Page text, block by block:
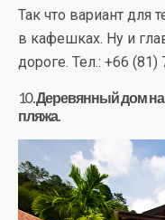
Так что вариант для
в кафешках. Ну и
дороге. Тел.: +66 (81)
10. Деревянный дом
пляжа.